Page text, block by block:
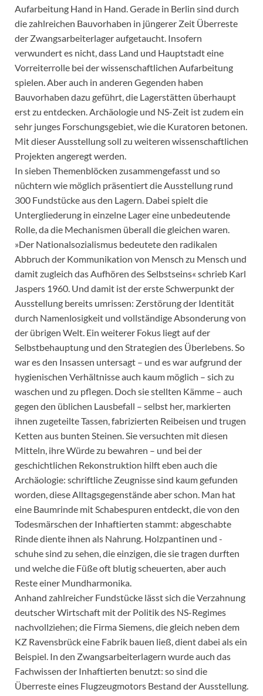
Aufarbeitung Hand in Hand. Gerade in Berlin sind durch
die zahlreichen Bauvorhaben in jüngerer Zeit Überreste
der Zwangsarbeiterlager aufgetaucht. Insofern
verwundert es nicht, dass Land und Hauptstadt eine
Vorreiterrolle bei der wissenschaftlichen Aufarbeitung
spielen. Aber auch in anderen Gegenden haben
Bauvorhaben dazu geführt, die Lagerstätten überhaupt
erst zu entdecken. Archäologie und NS-Zeit ist zudem ein
sehr junges Forschungsgebiet, wie die Kuratoren betonen.
Mit dieser Ausstellung soll zu weiteren wissenschaftlichen
Projekten angeregt werden.
In sieben Themenblöcken zusammengefasst und so
nüchtern wie möglich präsentiert die Ausstellung rund
300 Fundstücke aus den Lagern. Dabei spielt die
Untergliederung in einzelne Lager eine unbedeutende
Rolle, da die Mechanismen überall die gleichen waren.
»Der Nationalsozialismus bedeutete den radikalen
Abbruch der Kommunikation von Mensch zu Mensch und
damit zugleich das Aufhören des Selbstseins« schrieb Karl
Jaspers 1960. Und damit ist der erste Schwerpunkt der
Ausstellung bereits umrissen: Zerstörung der Identität
durch Namenlosigkeit und vollständige Absonderung von
der übrigen Welt. Ein weiterer Fokus liegt auf der
Selbstbehauptung und den Strategien des Überlebens. So
war es den Insassen untersagt – und es war aufgrund der
hygienischen Verhältnisse auch kaum möglich – sich zu
waschen und zu pflegen. Doch sie stellten Kämme – auch
gegen den üblichen Lausbefall – selbst her, markierten
ihnen zugeteilte Tassen, fabrizierten Reibeisen und trugen
Ketten aus bunten Steinen. Sie versuchten mit diesen
Mitteln, ihre Würde zu bewahren – und bei der
geschichtlichen Rekonstruktion hilft eben auch die
Archäologie: schriftliche Zeugnisse sind kaum gefunden
worden, diese Alltagsgegenstände aber schon. Man hat
eine Baumrinde mit Schabespuren entdeckt, die von den
Todesmärschen der Inhaftierten stammt: abgeschabte
Rinde diente ihnen als Nahrung. Holzpantinen und -
schuhe sind zu sehen, die einzigen, die sie tragen durften
und welche die Füße oft blutig scheuerten, aber auch
Reste einer Mundharmonika.
Anhand zahlreicher Fundstücke lässt sich die Verzahnung
deutscher Wirtschaft mit der Politik des NS-Regimes
nachvollziehen; die Firma Siemens, die gleich neben dem
KZ Ravensbrück eine Fabrik bauen ließ, dient dabei als ein
Beispiel. In den Zwangsarbeiterlagern wurde auch das
Fachwissen der Inhaftierten benutzt: so sind die
Überreste eines Flugzeugmotors Bestand der Ausstellung.